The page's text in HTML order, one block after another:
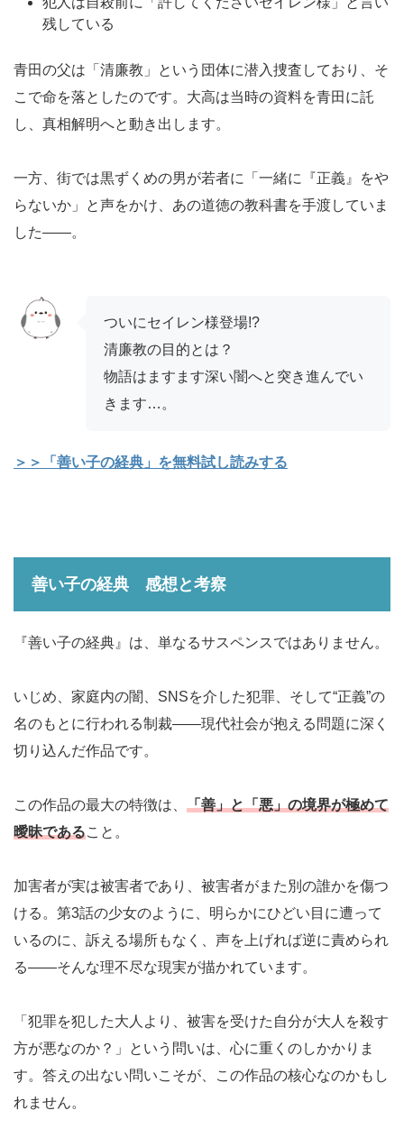
残している
青田の父は「清廉教」という団体に潜入捜査しており、そ
こで命を落としたのです。大高は当時の資料を青田に託
し、真相解明へと動き出します。
一方、街では黒ずくめの男が若者に「一緒に『正義』をや
らないか」と声をかけ、あの道徳の教科書を手渡していま
した——。
ついにセイレン様登場!?
清廉教の目的とは？
物語はますます深い闇へと突き進んでい
きます…。
＞＞「善い子の経典」を無料試し読みする
善い子の経典 感想と考察
『善い子の経典』は、単なるサスペンスではありません。
いじめ、家庭内の闇、SNSを介した犯罪、そして“正義”の
名のもとに行われる制裁——現代社会が抱える問題に深く
切り込んだ作品です。
この作品の最大の特徴は、 「善」と「悪」の境界が極めて
曖昧であること。
加害者が実は被害者であり、被害者がまた別の誰かを傷つ
ける。第3話の少女のように、明らかにひどい目に遭って
いるのに、訴える場所もなく、声を上げれば逆に責められ
る——そんな理不尽な現実が描かれています。
「犯罪を犯した大人より、被害を受けた自分が大人を殺す
方が悪なのか？」という問いは、心に重くのしかかりま
す。答えの出ない問いこそが、この作品の核心なのかもし
れません。